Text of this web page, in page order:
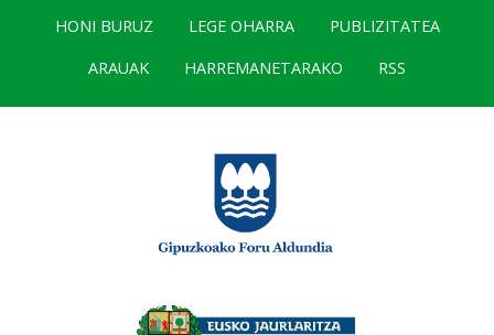
HONI BURUZ LEGE OHARRA
PUBLIZITATEA
ARAUAK
HARREMANETARAKO RSS